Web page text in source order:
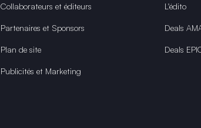
Collaborateurs et éditeurs
Partenaires et Sponsors
Plan de site
Publicités et Marketing
L'édito
Deals
Deals